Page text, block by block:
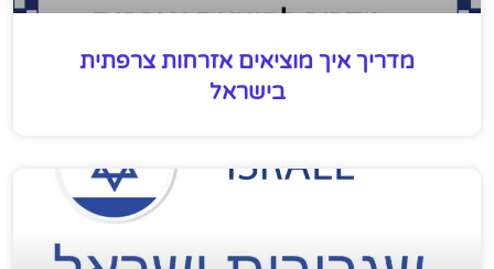
מדריך איך מוציאים אזרחות צרפתית
בישראל